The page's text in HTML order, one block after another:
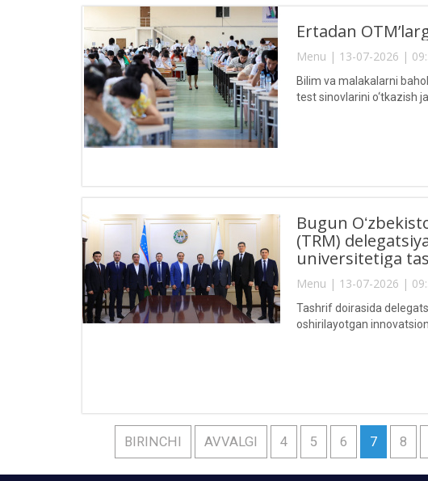
Ertadan
Menu | 13-07-2026 |
Bilim va malakalarni
test sinovlarini o‘tkazish
Bugun
(TRM)
universitetiga
Menu | 13-07-2026 |
Tashrif doirasida
oshirilayotgan
BIRINCHI AVVALGI 4 5 6 7 8